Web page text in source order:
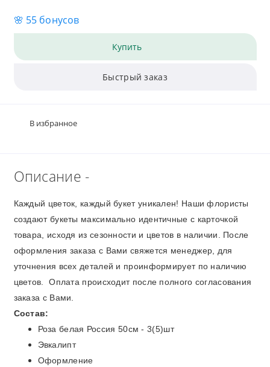
🌸 55 бонусов
Купить
Быстрый заказ
В избранное
Описание -
Каждый цветок, каждый букет уникален! Наши флористы
создают букеты максимально идентичные с карточкой
товара, исходя из сезонности и цветов в наличии. После
оформления заказа с Вами свяжется менеджер, для
уточнения всех деталей и проинформирует по наличию
цветов. Оплата происходит после полного согласования
заказа с Вами.
Состав:
Роза белая Россия 50см - 3(5)шт
Эвкалипт
Оформление